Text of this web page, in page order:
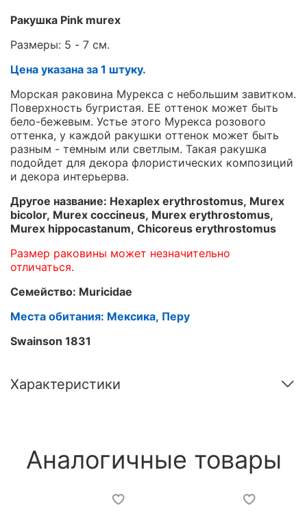
Ракушка Pink murex
Размеры: 5 - 7 см.
Цена указана за 1 штуку.
Морская раковина Мурекса с небольшим завитком.
Поверхность бугристая. ЕЕ оттенок может быть
бело-бежевым. Устье этого Мурекса розового
оттенка, у каждой ракушки оттенок может быть
разным - темным или светлым. Такая ракушка
подойдет для декора флористических композиций
и декора интерьерва.
Другое название: Hexaplex erythrostomus, Murex
bicolor, Murex coccineus, Murex erythrostomus,
Murex hippocastanum, Chicoreus erythrostomus
Размер раковины может незначительно
отличаться.
Семейство: Muricidae
Места обитания: Мексика, Перу
Swainson 1831
Характеристики
Аналогичные товары